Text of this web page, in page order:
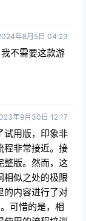
年8月5日 04:23
不需要这款游
年9月30日 12:17
试用版，印象非
程非常接近。接
整版。然而，这
相似之处的极限
的内容进行了对
可惜的是，相